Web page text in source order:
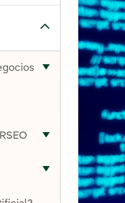
Alternar el
Alternar el
Alternar el